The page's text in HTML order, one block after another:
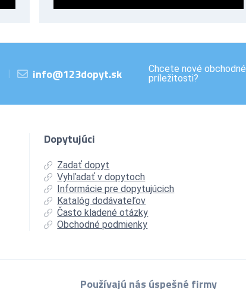
info@123dopyt.sk
Chcete nové obchodné
príležitosti?
Dopytujúci
Zadať dopyt
Vyhľadať v dopytoch
Informácie pre dopytujúcich
Katalóg dodávateľov
Často kladené otázky
Obchodné podmienky
Používajú nás úspešné firmy